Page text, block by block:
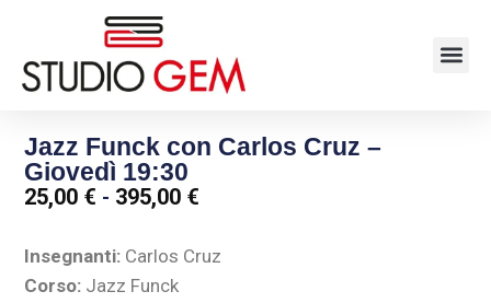
Jazz Funck con Carlos Cruz –
Giovedì 19:30
25,00 € - 395,00 €
Insegnanti: Carlos Cruz
Corso: Jazz Funck